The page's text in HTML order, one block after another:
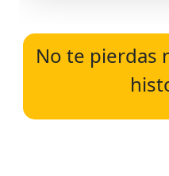
No te pierdas